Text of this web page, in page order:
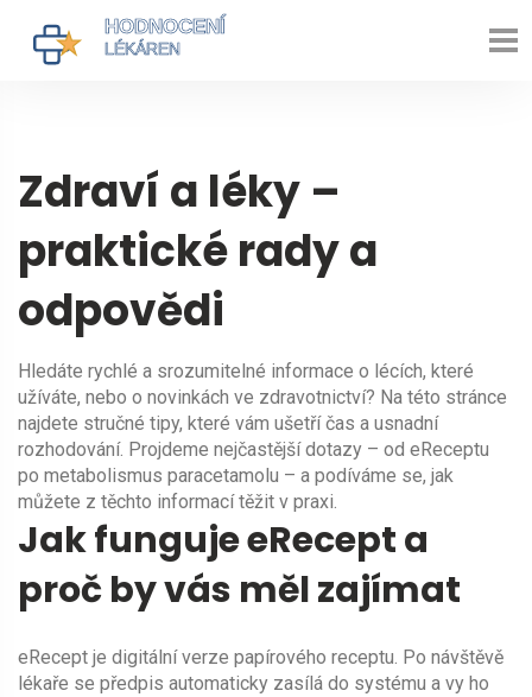
Zdraví a léky –
praktické rady a
odpovědi
Hledáte rychlé a srozumitelné informace o lécích, které
užíváte, nebo o novinkách ve zdravotnictví? Na této stránce
najdete stručné tipy, které vám ušetří čas a usnadní
rozhodování. Projdeme nejčastější dotazy – od eReceptu
po metabolismus paracetamolu – a podíváme se, jak
můžete z těchto informací těžit v praxi.
Jak funguje eRecept a
proč by vás měl zajímat
eRecept je digitální verze papírového receptu. Po návštěvě
lékaře se předpis automaticky zasílá do systému a vy ho